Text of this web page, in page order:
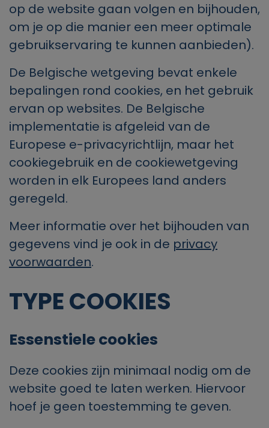
op de website gaan volgen en bijhouden,
om je op die manier een meer optimale
gebruikservaring te kunnen aanbieden).
De Belgische wetgeving bevat enkele
bepalingen rond cookies, en het gebruik
ervan op websites. De Belgische
implementatie is afgeleid van de
Europese e-privacyrichtlijn, maar het
cookiegebruik en de cookiewetgeving
worden in elk Europees land anders
geregeld.
Meer informatie over het bijhouden van
gegevens vind je ook in de privacy
voorwaarden.
TYPE COOKIES
Essenstielecookies
Deze cookies zijn minimaal nodig om de
website goed te laten werken. Hiervoor
hoef je geen toestemming te geven.